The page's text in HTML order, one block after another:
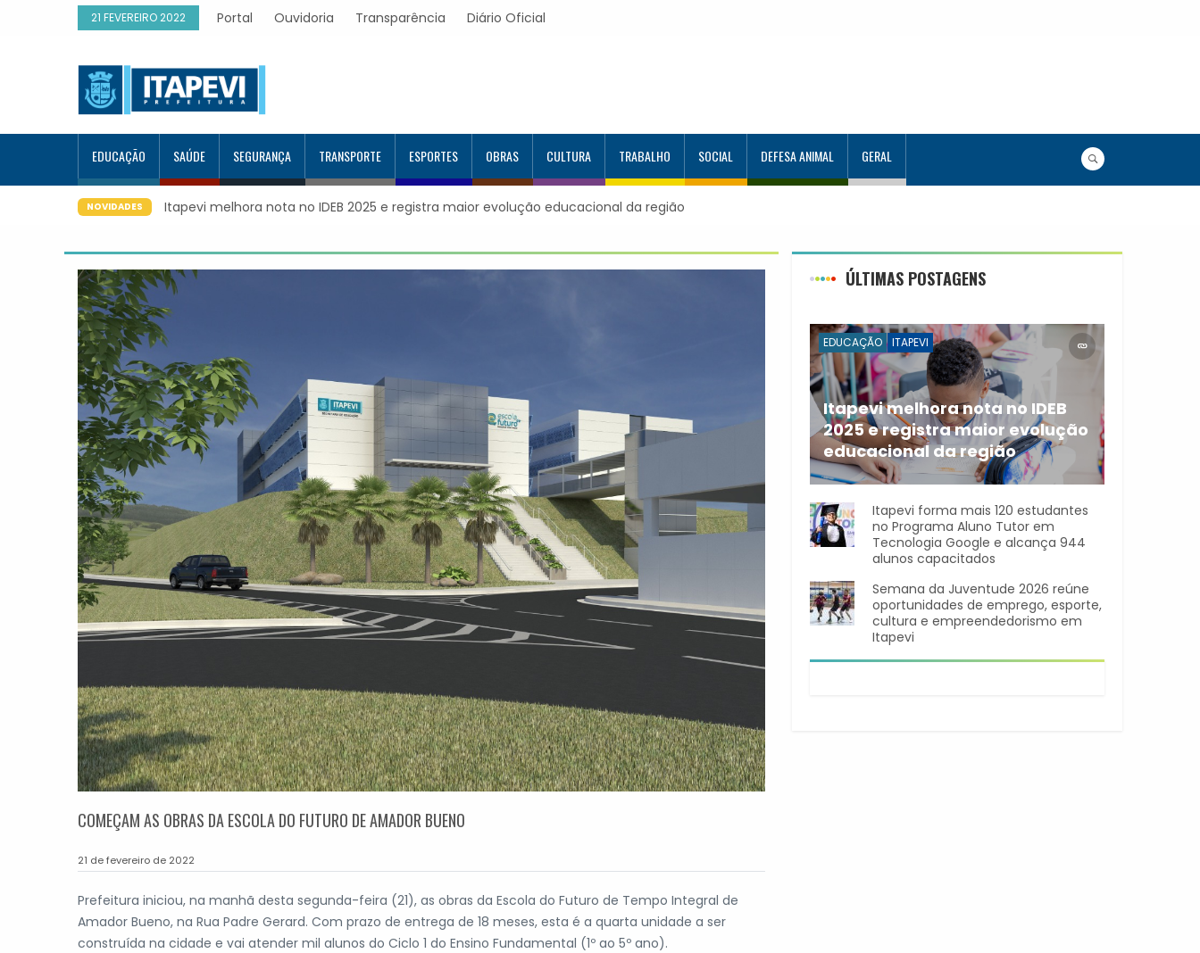
21 FEVEREIRO 2022 Portal Ouvidoria Transparência Diário Oficial
EDUCAÇÃO SAÚDE SEGURANÇA TRANSPORTE ESPORTES OBRAS CULTURA TRABALHO SOCIAL DEFESA ANIMAL GERAL
NOVIDADES Itapevi melhora nota no IDEB 2025 e registra maior evolução educacional da região
COMEÇAM AS OBRAS DA ESCOLA DO FUTURO DE AMADOR BUENO
21 de fevereiro de 2022
Prefeitura iniciou, na manhã desta segunda-feira (21), as obras da Escola do Futuro de Tempo Integral de
Amador Bueno, na Rua Padre Gerard. Com prazo de entrega de 18 meses, esta é a quarta unidade a ser
construída na cidade e vai atender mil alunos do Ciclo 1 do Ensino Fundamental (1º ao 5º ano).
ÚLTIMAS POSTAGENS
EDUCAÇÃO ITAPEVI
Itapevi melhora nota no IDEB
2025 e registra maior evolução
educacional da região
A rede municipal de ensino
Itapevi forma mais 120 estudantes
no Programa Aluno Tutor em
Tecnologia Google e alcança 944
alunos capacitados
Semana da Juventude 2026 reúne
oportunidades de emprego, esporte,
cultura e empreendedorismo em
Itapevi